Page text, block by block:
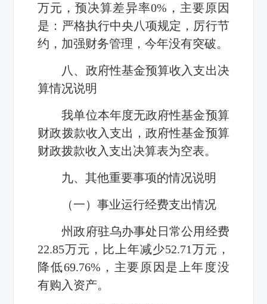
万元，预决算差异率0% ，主要原因
是： 严格执行中央八项规定，厉行节
约，加强财务管理，今年没有突破。
八、政府性基金预算收入支出决
算情况说明
我单位本年度无政府性基金预算
财政拨款收入支出，政府性基金预算
财政拨款收入支出决算表为空表。
九、其他重要事项的情况说明
（一）事业运行经费支出情况
州政府驻乌办事处日常公用经费
22.85万元，比上年减少52.71万元，
降低69.76% ，主要原因是上年度没
有购入资产。